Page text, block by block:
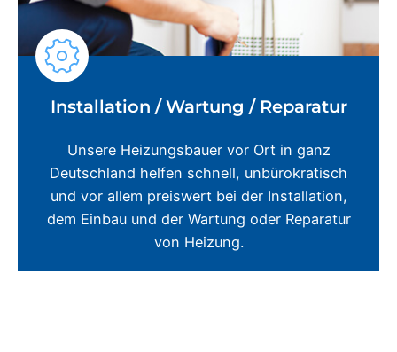
Installation / Wartung / Reparatur
Unsere Heizungsbauer vor Ort in ganz
Deutschland helfen schnell, unbürokratisch
und vor allem preiswert bei der Installation,
dem Einbau und der Wartung oder Reparatur
von Heizung.